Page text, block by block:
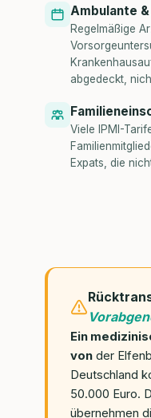
Ambulante
Regelmäßige
abgedeckt,
Viele IPMI-
Expats, die
Ein
von der
Deutschland
50.000 Euro.
übernehmen